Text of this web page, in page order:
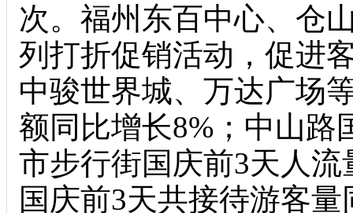
次。福州东百中心、仓
列打折促销活动，促进
中骏世界城、万达广场
额同比增长8%；中山路
市步行街国庆前3天人
国庆前3天共接待游客